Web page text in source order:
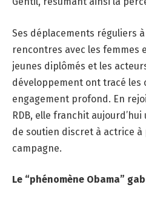
Ses déplacements réguliers
rencontres avec les femmes
jeunes diplômés et les
développement ont tracé les
engagement profond. En
RDB, elle franchit
de soutien discret à actrice
campagne.
Le “phénomène Obama”